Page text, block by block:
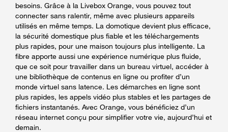
besoins. Grâce à la Livebox Orange, vous pouvez tout
connecter sans ralentir, même avec plusieurs appareils
utilisés en même temps. La domotique devient plus efficace,
la sécurité domestique plus fiable et les téléchargements
plus rapides, pour une maison toujours plus intelligente. La
fibre apporte aussi une expérience numérique plus fluide,
que ce soit pour travailler dans un bureau virtuel, accéder à
une bibliothèque de contenus en ligne ou profiter d’un
monde virtuel sans latence. Les démarches en ligne sont
plus rapides, les appels vidéo plus stables et les partages de
fichiers instantanés. Avec Orange, vous bénéficiez d’un
réseau internet conçu pour simplifier votre vie, aujourd’hui et
demain.